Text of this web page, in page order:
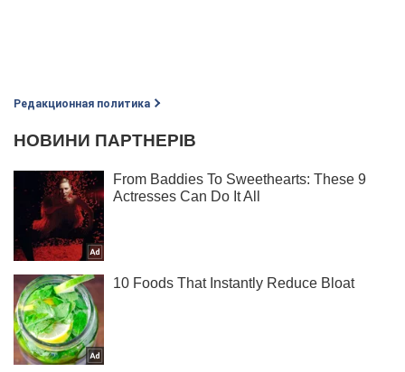
Редакционная политика